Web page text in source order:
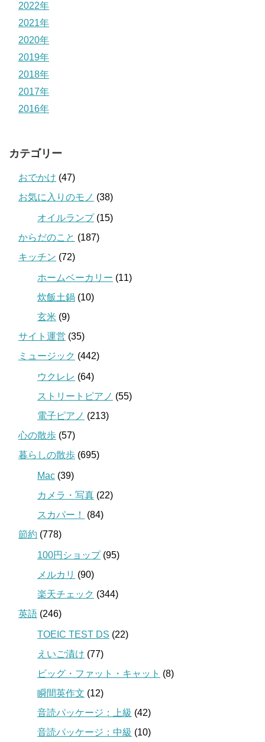
2022年
2021年
2020年
2019年
2018年
2017年
2016年
カテゴリー
おでかけ (47)
お気に入りのモノ (38)
オイルランプ(15)
からだのこと (187)
キッチン (72)
ホームベーカリー (11)
炊飯土鍋 (10)
玄米 (9)
サイト運営 (35)
ミュージック (442)
ウクレレ (64)
ストリートピアノ (55)
電子ピアノ (213)
心の散歩 (57)
暮らしの散歩 (695)
Mac (39)
カメラ・写真 (22)
スカパー！
(84)
節約 (778)
100円ショップ(95)
メルカリ (90)
楽天チェック (344)
英語 (246)
TOEIC TEST DS (22)
えいご漬け (77)
ビッグ・ファット・キャット (8)
瞬間英作文 (12)
音読パッケージ：上級 (42)
音読パッケージ：中級 (10)